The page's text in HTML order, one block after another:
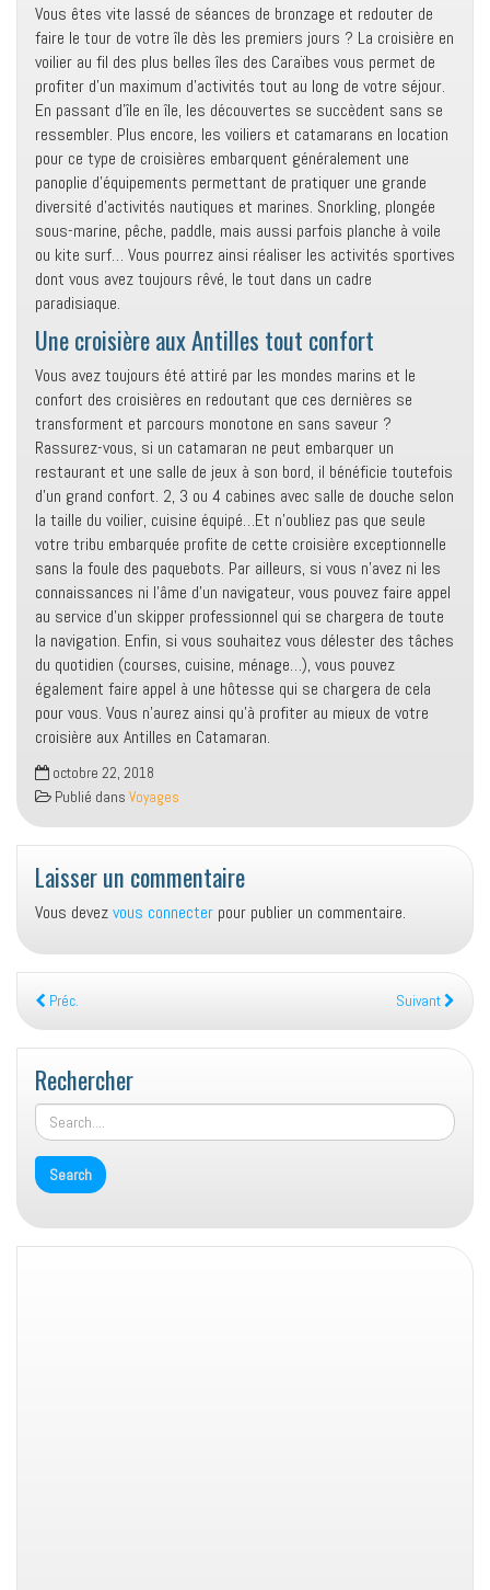
Vous êtes vite lassé de séances de bronzage et redouter de
faire le tour de votre île dès les premiers jours ? La croisière en
voilier au fil des plus belles îles des Caraïbes vous permet de
profiter d’un maximum d’activités tout au long de votre séjour.
En passant d’île en île, les découvertes se succèdent sans se
ressembler. Plus encore, les voiliers et catamarans en location
pour ce type de croisières embarquent généralement une
panoplie d’équipements permettant de pratiquer une grande
diversité d’activités nautiques et marines. Snorkling, plongée
sous-marine, pêche, paddle, mais aussi parfois planche à voile
ou kite surf… Vous pourrez ainsi réaliser les activités sportives
dont vous avez toujours rêvé, le tout dans un cadre
paradisiaque.
Une croisière aux Antilles tout confort
Vous avez toujours été attiré par les mondes marins et le
confort des croisières en redoutant que ces dernières se
transforment et parcours monotone en sans saveur ?
Rassurez-vous, si un catamaran ne peut embarquer un
restaurant et une salle de jeux à son bord, il bénéficie toutefois
d’un grand confort. 2, 3 ou 4 cabines avec salle de douche selon
la taille du voilier, cuisine équipé…Et n’oubliez pas que seule
votre tribu embarquée profite de cette croisière exceptionnelle
sans la foule des paquebots. Par ailleurs, si vous n’avez ni les
connaissances ni l’âme d’un navigateur, vous pouvez faire appel
au service d’un skipper professionnel qui se chargera de toute
la navigation. Enfin, si vous souhaitez vous délester des tâches
du quotidien (courses, cuisine, ménage…), vous pouvez
également faire appel à une hôtesse qui se chargera de cela
pour vous. Vous n’aurez ainsi qu’à profiter au mieux de votre
croisière aux Antilles en Catamaran.
octobre 22, 2018
Publié dans Voyages
Laisser un commentaire
Vous devezvous connecter pour publier un commentaire.
Préc. Suivant
Rechercher